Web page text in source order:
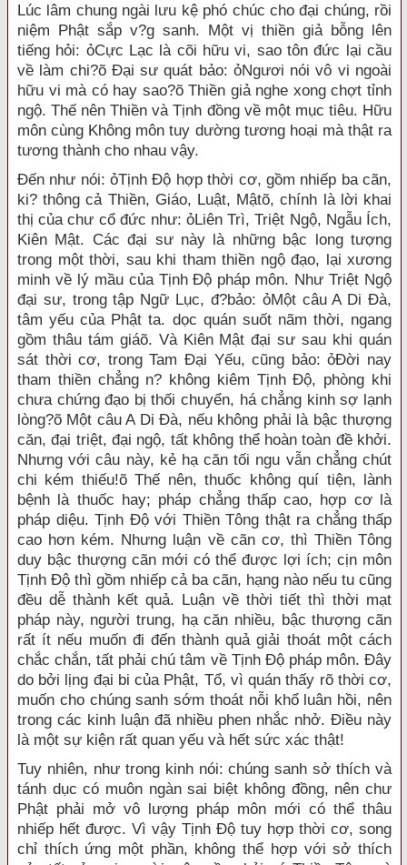
Lúc lâm chung ngài lưu kệ phó chúc cho đại chúng, rồi
niệm Phật sắp v?g sanh. Một vị thiền giả bỗng lên
tiếng hỏi: ỏCực Lạc là cõi hữu vi, sao tôn đức lại cầu
về làm chi?õ Đại sư quát bảo: ỏNgươi nói vô vi ngoài
hữu vi mà có hay sao?õ Thiền giả nghe xong chợt tỉnh
ngộ. Thế nên Thiền và Tịnh đồng về một mục tiêu. Hữu
môn cùng Không môn tuy dường tương hoại mà thật ra
tương thành cho nhau vậy.
Đến như nói: ỏTịnh Độ hợp thời cơ, gồm nhiếp ba cãn,
ki? thông cả Thiền, Giáo, Luật, Mậtõ, chính là lời khai
thị của chư cổ đức như: ỏLiên Trì, Triệt Ngộ, Ngẫu Ích,
Kiên Mật. Các đại sư này là những bậc long tượng
trong một thời, sau khi tham thiền ngộ đạo, lại xương
minh về lý mầu của Tịnh Độ pháp môn. Như Triệt Ngộ
đại sư, trong tập Ngữ Lục, đ?bảo: ỏMột câu A Di Đà,
tâm yếu của Phật ta. dọc quán suốt nãm thời, ngang
gồm thâu tám giáõ. Và Kiên Mật đại sư sau khi quán
sát thời cơ, trong Tam Đại Yếu, cũng bảo: ỏĐời nay
tham thiền chẳng n? không kiêm Tịnh Độ, phòng khi
chưa chứng đạo bị thối chuyển, há chẳng kinh sợ lạnh
lòng?õ Một câu A Di Đà, nếu không phải là bậc thượng
căn, đại triệt, đại ngộ, tất không thể hoàn toàn đề khởi.
Nhưng với câu này, kẻ hạ căn tối ngu vẫn chẳng chút
chi kém thiếu!õ Thế nên, thuốc không quí tiện, lành
bệnh là thuốc hay; pháp chẳng thấp cao, hợp cơ là
pháp diệu. Tịnh Độ với Thiền Tông thật ra chẳng thấp
cao hơn kém. Nhưng luận về cãn cơ, thì Thiền Tông
duy bậc thượng cãn mới có thể được lợi ích; cịn môn
Tịnh Độ thì gồm nhiếp cả ba cãn, hạng nào nếu tu cũng
đều dễ thành kết quả. Luận về thời tiết thì thời mạt
pháp này, người trung, hạ căn nhiều, bậc thượng cãn
rất ít nếu muốn đi đến thành quả giải thoát một cách
chắc chắn, tất phải chú tâm về Tịnh Độ pháp môn. Đây
do bởi lịng đại bi của Phật, Tổ, vì quán thấy rõ thời cơ,
muốn cho chúng sanh sớm thoát nỗi khổ luân hồi, nên
trong các kinh luận đã nhiều phen nhắc nhở. Điều này
là một sự kiện rất quan yếu và hết sức xác thật!
Tuy nhiên, như trong kinh nói: chúng sanh sở thích và
tánh dục có muôn ngàn sai biệt không đồng, nên chư
Phật phải mở vô lượng pháp môn mới có thể thâu
nhiếp hết được. Vì vậy Tịnh Độ tuy hợp thời cơ, song
chỉ thích ứng một phần, không thể hợp với sở thích